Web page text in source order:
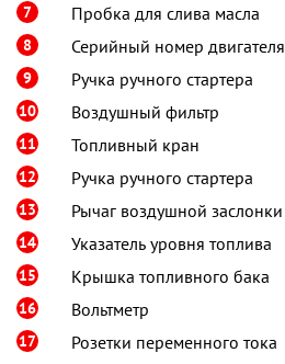
7 Пробка для слива масла
8 Серийный номер двигателя
9 Ручка ручного стартера
10 Воздушный фильтр
11 Топливный кран
12 Ручка ручного стартера
13 Рычаг воздушной заслонки
14 Указатель уровня топлива
15 Крышка топливного бака
16 Вольтметр
17 Розетки переменного тока